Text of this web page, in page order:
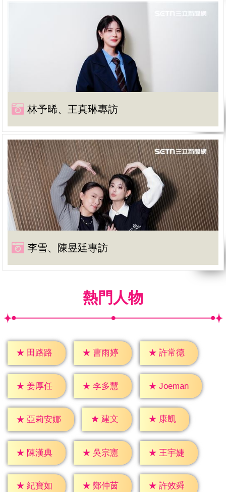
林予晞、王真琳專訪
李雪、陳昱廷專訪
熱門人物
★ 田路路 ★ 曹雨婷 ★ 許常德
★ 姜厚任 ★ 李多慧 ★ Joeman
★ 亞莉安娜 ★ 建文 ★ 康凱
★ 陳漢典 ★ 吳宗憲 ★ 王宇婕
★ 紀寶如 ★ 鄭仲茵 ★ 許效舜